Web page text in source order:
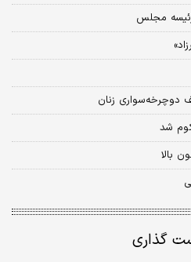
مجلس
دوچرخه‌سواری زنان
شد
گذاری